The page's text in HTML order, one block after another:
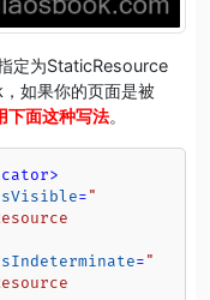
定为StaticResource
如果你的页面是被
下面这种写法。
>
="
="